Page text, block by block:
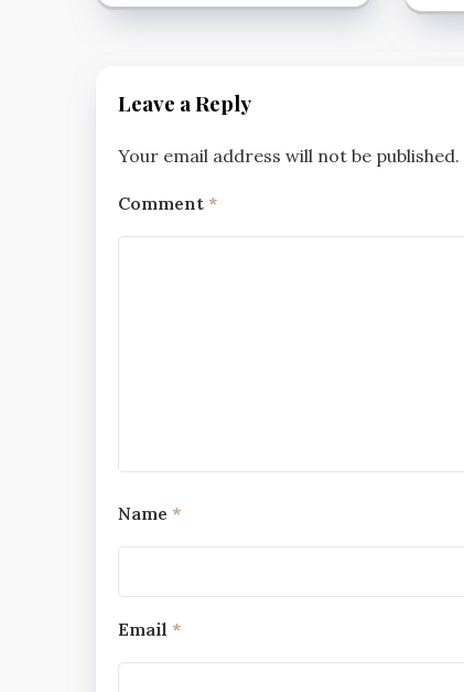
Leave a Reply
Your email address will not be published.
Comment *
Name *
Email *